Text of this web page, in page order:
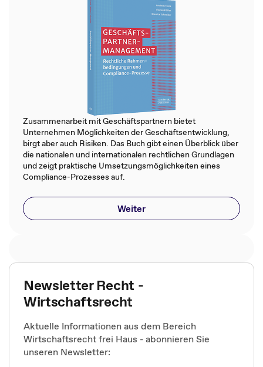
Zusammenarbeit mit Geschäftspartnern bietet
Unternehmen Möglichkeiten der Geschäftsentwicklung,
birgt aber auch Risiken. Das Buch gibt einen Überblick über
die nationalen und internationalen rechtlichen Grundlagen
und zeigt praktische Umsetzungsmöglichkeiten eines
Compliance-Prozesses auf.
Weiter
Newsletter Recht -
Wirtschaftsrecht
Aktuelle Informationen aus dem Bereich
Wirtschaftsrecht frei Haus - abonnieren Sie
unseren Newsletter: